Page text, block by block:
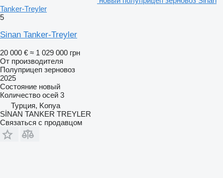
Tanker-Treyler
5
Sinan Tanker-Treyler
20 000 € ≈ 1 029 000 грн
От производителя
Полуприцеп зерновоз
2025
Состояние новый
Количество осей 3
Турция, Konya
SİNAN TANKER TREYLER
Связаться с продавцом